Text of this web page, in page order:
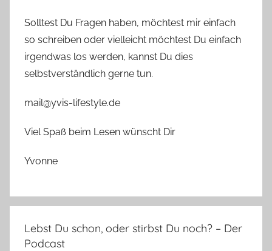
Solltest Du Fragen haben, möchtest mir einfach
so schreiben oder vielleicht möchtest Du einfach
irgendwas los werden, kannst Du dies
selbstverständlich gerne tun.
mail@yvis-lifestyle.de
Viel Spaß beim Lesen wünscht Dir
Yvonne
Lebst Du schon, oder stirbst Du noch? – Der
Podcast